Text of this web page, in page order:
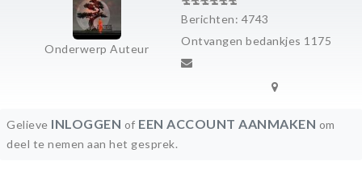
Onderwerp Auteur
Berichten: 4743
Ontvangen bedankjes 1175
Gelieve INLOGGEN of EEN ACCOUNT AANMAKEN om
deel te nemen aan het gesprek.